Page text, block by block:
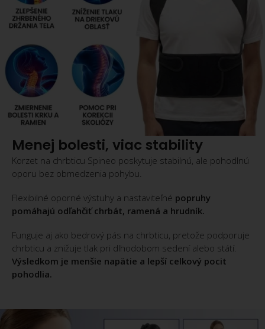
Menej bolesti, viac stability
Korzet na chrbticu Spineo poskytuje stabilnú, ale pohodlnú
oporu bez obmedzenia pohybu.
Flexibilné oporné výstuhy a nastaviteľné popruhy
pomáhajú odľahčiť chrbát, ramená a hrudník.
Funguje aj ako bedrový pás na chrbticu, pretože podporuje
chrbticu a znižuje tlak pri dlhodobom sedení alebo státí.
Výsledkom je menšie napätie a lepší celkový pocit
pohodlia.